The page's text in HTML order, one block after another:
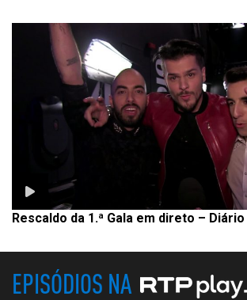
Rescaldo da 1.ª Gala em direto – Diário
EPISÓDIOS NA